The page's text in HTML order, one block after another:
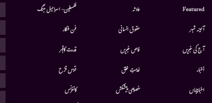
Featured
آئینہ شہر
آج کی خبریں
أخبار
اخبارجہاں
حادثہ
حقوق انسانی
خاص خبریں
خدمتِ خلق
خصوصی پیشکش
فلسطین- اسرائیل جنگ
فن فنکار
قدرت کاقہر
قوس قزح
کانفرنس